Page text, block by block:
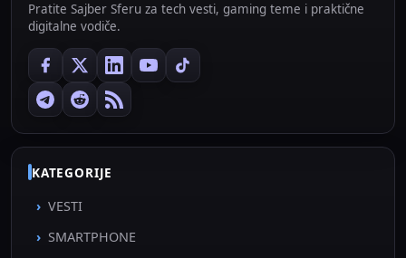
Pratite Sajber Sferu za tech vesti, gaming teme i praktične
digitalne vodiče.
KATEGORIJE
VESTI
SMARTPHONE